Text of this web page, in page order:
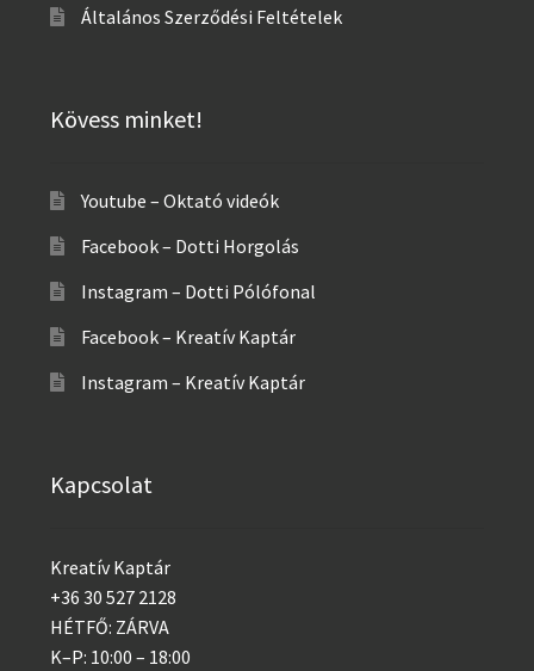
Általános Szerződési Feltételek
Kövess minket!
Youtube – Oktató videók
Facebook – Dotti Horgolás
Instagram – Dotti Pólófonal
Facebook – Kreatív Kaptár
Instagram – Kreatív Kaptár
Kapcsolat
Kreatív Kaptár
+36 30 527 2128
HÉTFŐ: ZÁRVA
K–P: 10:00 – 18:00